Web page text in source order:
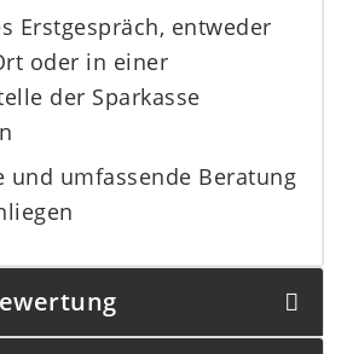
Erstgespräch, entweder
oder in einer
der Sparkasse
und umfassende Beratung